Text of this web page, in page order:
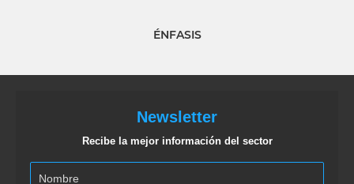
ÉNFASIS
Newsletter
Recibe la mejor información del sector